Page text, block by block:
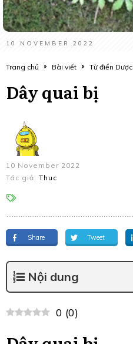
10 NOVEMBER 2022
Trang chủ Bài viết Từ điển
Dây quai bị
10 November 2022
Tác giả: Thuc
Share Tweet
Nội dung
0 (0)